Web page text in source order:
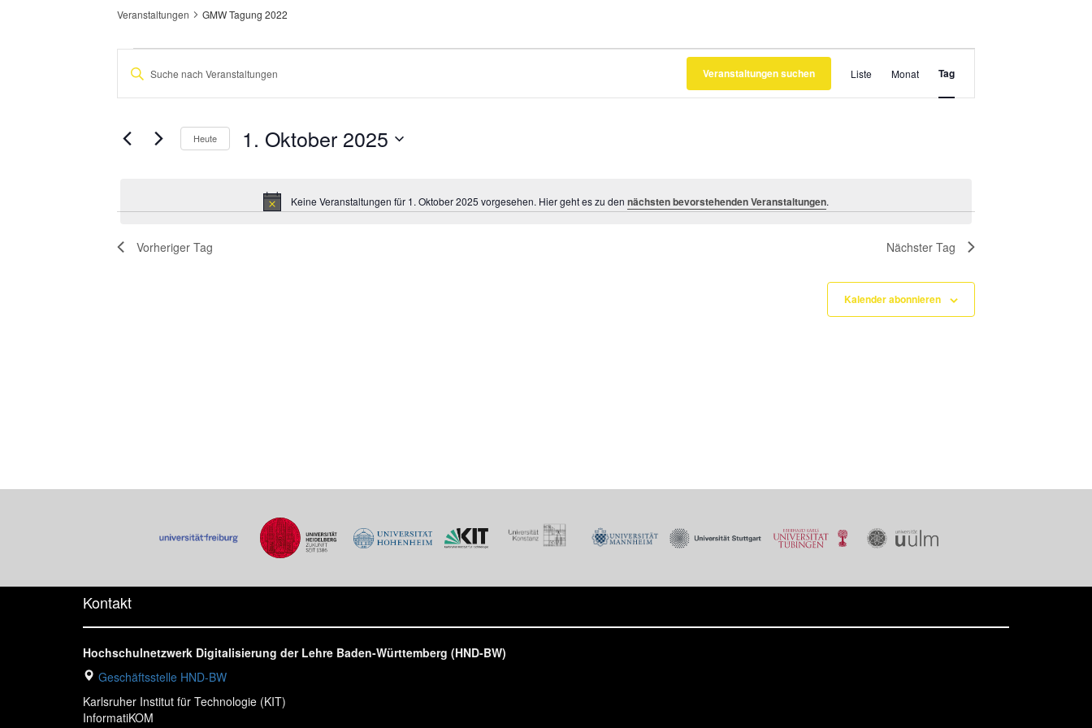
Veranstaltungen GMW Tagung 2022
Veranstaltungen
für
Oktober
Hinweis
Keine Veranstaltungen für 1. Oktober 2025 vorgesehen. Hier geht es zu den nächsten bevorstehenden Veranstaltungen.
Veranstaltungen
Suche
Ansichten,
Bitte
Schlüsselwort
eingeben.
nach
Veranstaltungen
Veranstaltungen suchen Veranstaltung
Ansichten-
Navigation
Liste Monat Tag
Heute 1. Oktober 2025
Vorheriger Tag Nächster Tag
Kalender abonnieren
Kontakt
Hochschulnetzwerk Digitalisierung der Lehre Baden-Württemberg (HND-BW)
Geschäftsstelle HND-BW
Karlsruher Institut für Technologie (KIT)
InformatiKOM